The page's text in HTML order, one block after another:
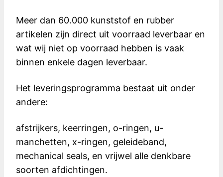
Meer dan 60.000 kunststof en rubber
artikelen zijn direct uit voorraad leverbaar en
wat wij niet op voorraad hebben is vaak
binnen enkele dagen leverbaar.
Het leveringsprogramma bestaat uit onder
andere:
afstrijkers, keerringen, o-ringen, u-
manchetten, x-ringen, geleideband,
mechanical seals, en vrijwel alle denkbare
soorten afdichtingen.